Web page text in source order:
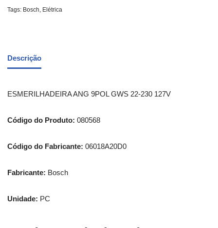
Tags: Bosch, Elétrica
Descrição
ESMERILHADEIRA ANG 9POL GWS 22-230 127V
Código do Produto: 080568
Código do Fabricante: 06018A20D0
Fabricante: Bosch
Unidade: PC